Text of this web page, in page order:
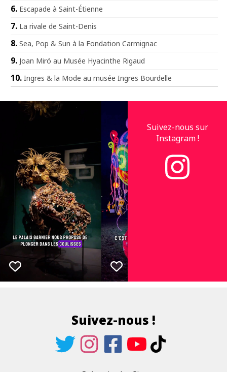
Escapade à Saint-Étienne
La rivale de Saint-Denis
Sea, Pop & Sun à la Fondation Carmignac
Joan Miró au Musée Hyacinthe Rigaud
Ingres & la Mode au musée Ingres Bourdelle
Suivez-nous sur
Instagram !
Suivez-nous !